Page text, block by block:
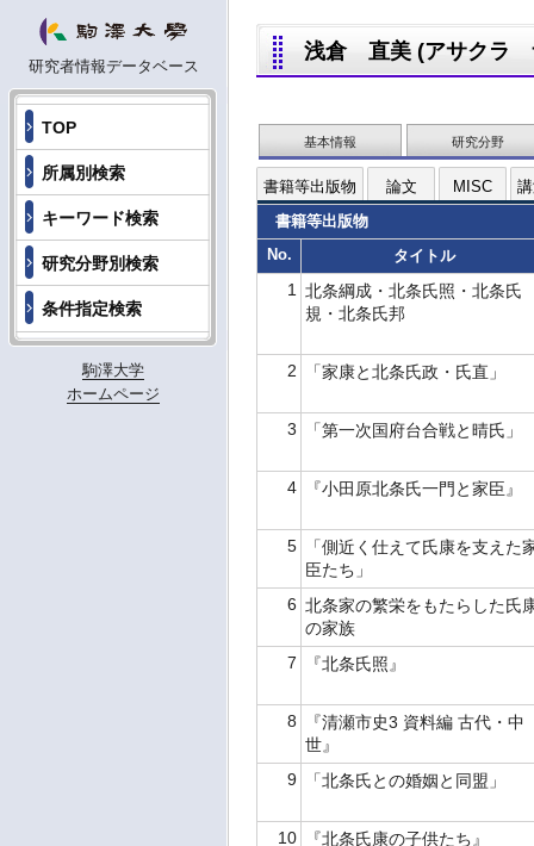
研究者情報データベース
TOP
所属別検索
キーワード検索
研究分野別検索
条件指定検索
駒澤大学
ホームページ
浅倉 直美 (アサクラ
基本情報 研究分野
書籍等出版物 論文 MISC
書籍等出版物
No.
タイトル
1
北条綱成・北条氏照・北条氏
規・北条氏邦
2 「家康と北条氏政・氏直」
3 「第一次国府台合戦と晴氏」
4 『小田原北条氏一門と家臣』
5
「側近く仕えて氏康を支えた
臣たち」
6 北条家の繁栄をもたらした氏
の家族
7
『北条氏照』
8
『清瀬市史3 資料編 古代・中
世』
9
「北条氏との婚姻と同盟」
10 『北条氏康の子供たち』